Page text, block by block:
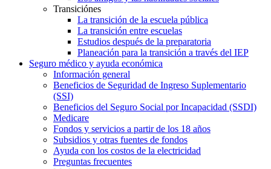
Transiciónes
La transición de la escuela pública
La transición entre escuelas
Estudios después de la preparatoria
Planeación para la transición a través del IEP
Seguro médico y ayuda económica
Información general
Beneficios de Seguridad de Ingreso Suplementario
(SSI)
Beneficios del Seguro Social por Incapacidad (SSDI)
Medicare
Fondos y servicios a partir de los 18 años
Subsidios y otras fuentes de fondos
Ayuda con los costos de la electricidad
Preguntas frecuentes